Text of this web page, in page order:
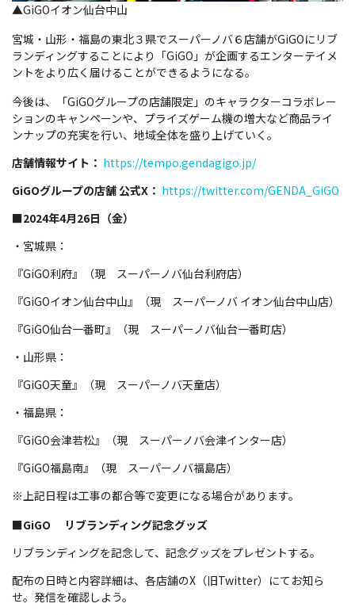
▲GiGOイオン仙台中山
宮城・山形・福島の東北３県でスーパーノバ６店舗がGiGOにリブ
ランディングすることにより「GiGO」が企画するエンターテイメ
ントをより広く届けることができるようになる。
今後は、「GiGOグループの店舗限定」のキャラクターコラボレー
ションのキャンペーンや、プライズゲーム機の増大など商品ライ
ンナップの充実を行い、地域全体を盛り上げていく。
店舗情報サイト： https://tempo.gendagigo.jp/
GiGOグループの店舗 公式X： https://twitter.com/GENDA_GiGO
■2024年4月26日（金）
・宮城県：
『GiGO利府』（現 スーパーノバ仙台利府店）
『GiGOイオン仙台中山』（現 スーパーノバ イオン仙台中山店）
『GiGO仙台一番町』（現 スーパーノバ仙台一番町店）
・山形県：
『GiGO天童』（現 スーパーノバ天童店）
・福島県：
『GiGO会津若松』（現 スーパーノバ会津インター店）
『GiGO福島南』（現 スーパーノバ福島店）
※上記日程は工事の都合等で変更になる場合があります。
■GiGO リブランディング記念グッズ
リブランディングを記念して、記念グッズをプレゼントする。
配布の日時と内容詳細は、各店舗のX（旧Twitter）にてお知ら
せ。発信を確認しよう。